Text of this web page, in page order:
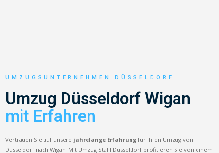
UMZUGSUNTERNEHMEN DÜSSELDORF
Umzug Düsseldorf Wigan
mit Erfahren
Vertrauen Sie auf unsere jahrelange Erfahrung für Ihren Umzug von
Düsseldorf nach Wigan. Mit Umzug Stahl Düsseldorf profitieren Sie von einem